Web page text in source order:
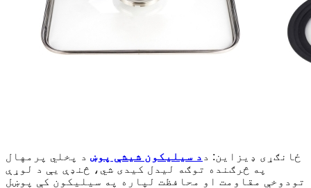
ځانګړی ډیزاین: د د سیلیکون شیشې پوښ د پخلي پرمهال
په څرګنده توګه لیدل کیدی شي، څنډې یې د لوړې
تودوخې مقاومت او محافظت لپاره په سیلیکون کې پوښل